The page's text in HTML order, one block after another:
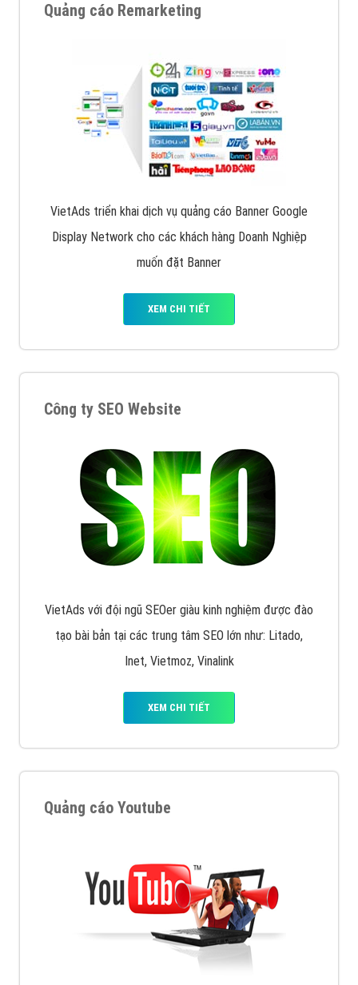
Quảng cáo Remarketing
VietAds triển khai dịch vụ quảng cáo Banner Google
Display Network cho các khách hàng Doanh Nghiệp
muốn đặt Banner
XEM CHI TIẾT
Công ty SEO Website
VietAds với đội ngũ SEOer giàu kinh nghiệm được đào
tạo bài bản tại các trung tâm SEO lớn như: Litado,
Inet, Vietmoz, Vinalink
XEM CHI TIẾT
Quảng cáo Youtube